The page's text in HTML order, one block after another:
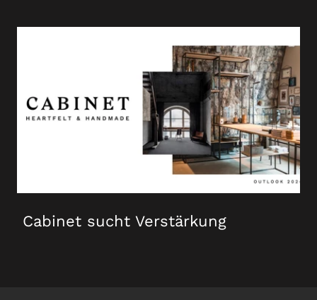
Cabinet sucht Verstärkung